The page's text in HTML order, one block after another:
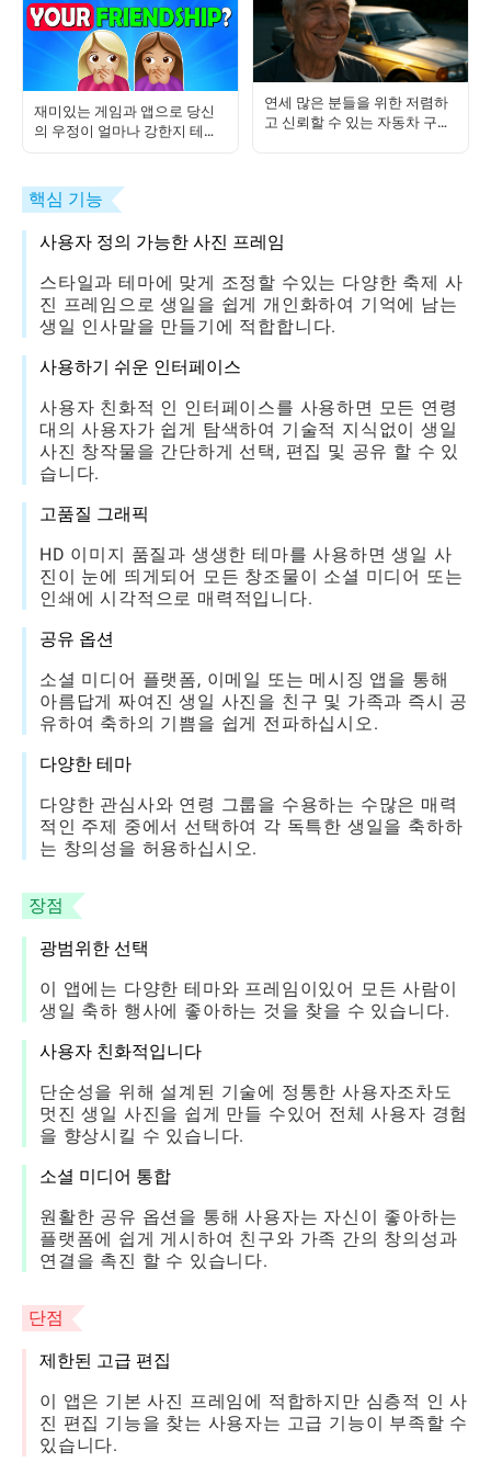
재미있는 게임과 앱으로 당신
의 우정이 얼마나 강한지 테스
연세 많은 분들을 위한 저렴하
고 신뢰할 수 있는 자동차 구매
핵심 기능
사용자 정의 가능한 사진 프레임
스타일과 테마에 맞게 조정할 수있는 다양한 축제 사
진 프레임으로 생일을 쉽게 개인화하여 기억에 남는
생일 인사말을 만들기에 적합합니다.
사용하기 쉬운 인터페이스
사용자 친화적 인 인터페이스를 사용하면 모든 연령
대의 사용자가 쉽게 탐색하여 기술적 지식없이 생일
사진 창작물을 간단하게 선택, 편집 및 공유 할 수 있
습니다.
고품질 그래픽
HD 이미지 품질과 생생한 테마를 사용하면 생일 사
진이 눈에 띄게되어 모든 창조물이 소셜 미디어 또는
인쇄에 시각적으로 매력적입니다.
공유 옵션
소셜 미디어 플랫폼, 이메일 또는 메시징 앱을 통해
아름답게 짜여진 생일 사진을 친구 및 가족과 즉시 공
유하여 축하의 기쁨을 쉽게 전파하십시오.
다양한 테마
다양한 관심사와 연령 그룹을 수용하는 수많은 매력
적인 주제 중에서 선택하여 각 독특한 생일을 축하하
는 창의성을 허용하십시오.
장점
광범위한 선택
이 앱에는 다양한 테마와 프레임이있어 모든 사람이
생일 축하 행사에 좋아하는 것을 찾을 수 있습니다.
사용자 친화적입니다
단순성을 위해 설계된 기술에 정통한 사용자조차도
멋진 생일 사진을 쉽게 만들 수있어 전체 사용자 경험
을 향상시킬 수 있습니다.
소셜 미디어 통합
원활한 공유 옵션을 통해 사용자는 자신이 좋아하는
플랫폼에 쉽게 게시하여 친구와 가족 간의 창의성과
연결을 촉진 할 수 있습니다.
단점
제한된 고급 편집
이 앱은 기본 사진 프레임에 적합하지만 심층적 인 사
진 편집 기능을 찾는 사용자는 고급 기능이 부족할 수
있습니다.